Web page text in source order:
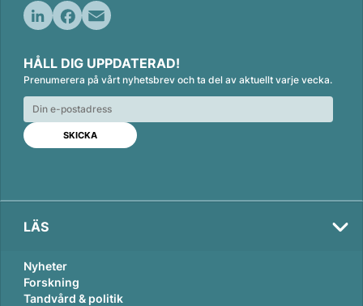
n
k
e
d
n
c
e
b
o
o
k
a
i
l
HÅLL DIG UPPDATERAD!
Prenumerera på vårt nyhetsbrev och ta del av aktuellt varje vecka.
LÄS
Nyheter
Forskning
Tandvård & politik